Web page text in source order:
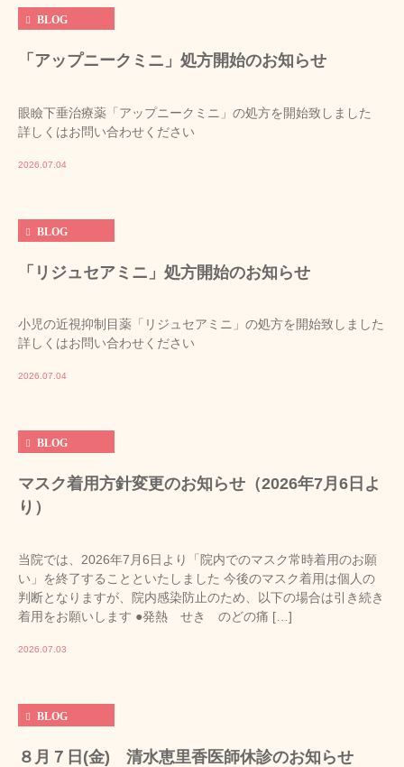
BLOG
「アップニークミニ」処方開始のお知らせ
眼瞼下垂治療薬「アップニークミニ」の処方を開始致しました
詳しくはお問い合わせください
2026.07.04
BLOG
「リジュセアミニ」処方開始のお知らせ
小児の近視抑制目薬「リジュセアミニ」の処方を開始致しました
詳しくはお問い合わせください
2026.07.04
BLOG
マスク着用方針変更のお知らせ（2026年7月6日よ
り）
当院では、2026年7月6日より「院内でのマスク常時着用のお願
い」を終了することといたしました 今後のマスク着用は個人の
判断となりますが、院内感染防止のため、以下の場合は引き続き
着用をお願いします ●発熱 せき のどの痛 […]
2026.07.03
BLOG
８月７日(金) 清水恵里香医師休診のお知らせ